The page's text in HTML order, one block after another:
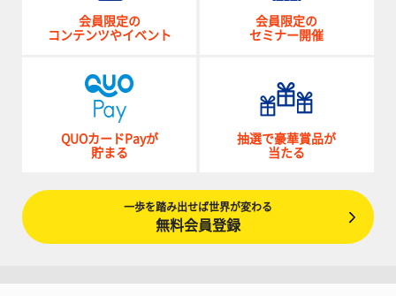
会員限定の
コンテンツやイベント
会員限定の
セミナー開催
QUOカードPayが
貯まる
抽選で豪華賞品が
当たる
一歩を踏み出せば世界が変わる
無料会員登録